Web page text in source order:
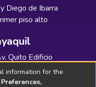
Diego de Ibarra
piso alto
Quito Edificio
baja
information for the